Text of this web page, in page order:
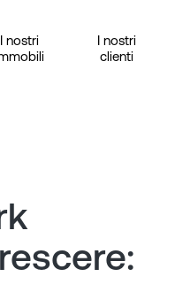
I nostri
I nostri
clienti